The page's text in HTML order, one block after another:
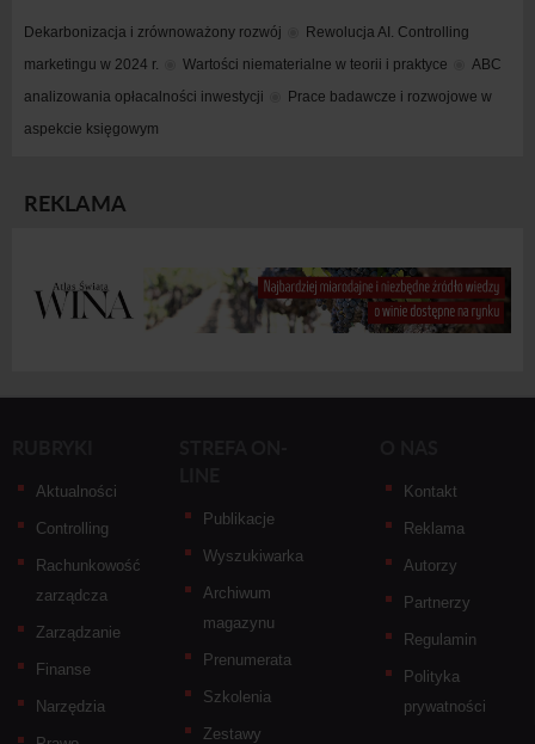
Dekarbonizacja i zrównoważony rozwój
Rewolucja AI. Controlling
marketingu w 2024 r.
Wartości niematerialne w teorii i praktyce
ABC
analizowania opłacalności inwestycji
Prace badawcze i rozwojowe w
aspekcie księgowym
REKLAMA
Aktualności
Controlling
Rachunkowość
zarządcza
Zarządzanie
Finanse
Narzędzia
Publikacje
Wyszukiwarka
Archiwum
magazynu
Prenumerata
Szkolenia
Zestawy
Kontakt
Reklama
Autorzy
Partnerzy
Regulamin
Polityka
prywatności